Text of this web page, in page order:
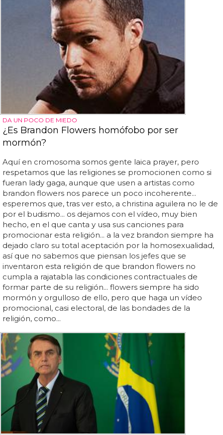
DA UN POCO DE MIEDO
¿Es Brandon Flowers homófobo por ser
mormón?
Aquí en cromosoma somos gente laica prayer, pero
respetamos que las religiones se promocionen como si
fueran lady gaga, aunque que usen a artistas como
brandon flowers nos parece un poco incoherente...
esperemos que, tras ver esto, a christina aguilera no le de
por el budismo... os dejamos con el vídeo, muy bien
hecho, en el que canta y usa sus canciones para
promocionar esta religión... a la vez brandon siempre ha
dejado claro su total aceptación por la homosexualidad,
así que no sabemos que piensan los jefes que se
inventaron esta religión de que brandon flowers no
cumpla a rajatabla las condiciones contractuales de
formar parte de su religión... flowers siempre ha sido
mormón y orgulloso de ello, pero que haga un vídeo
promocional, casi electoral, de las bondades de la
religión, como...